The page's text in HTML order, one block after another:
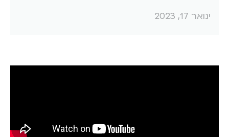
ינואר 17, 2023